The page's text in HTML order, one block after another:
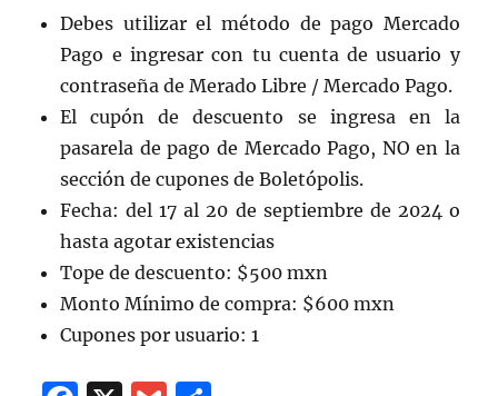
Debes utilizar el método de pago Mercado
Pago e ingresar con tu cuenta de usuario y
contraseña de Merado Libre / Mercado Pago.
El cupón de descuento se ingresa en la
pasarela de pago de Mercado Pago, NO en la
sección de cupones de Boletópolis.
Fecha: del 17 al 20 de septiembre de 2024 o
hasta agotar existencias
Tope de descuento: $500 mxn
Monto Mínimo de compra: $600 mxn
Cupones por usuario: 1